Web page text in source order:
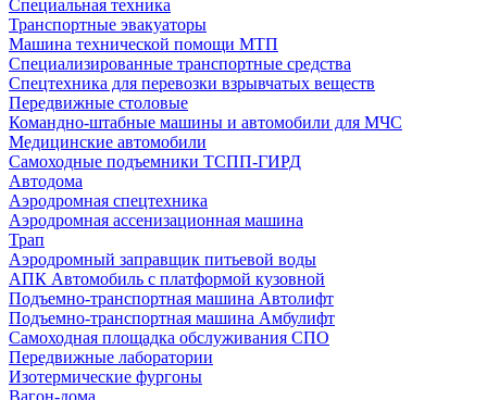
Специальная техника
Транспортные эвакуаторы
Машина технической помощи МТП
Специализированные транспортные средства
Спецтехника для перевозки взрывчатых веществ
Передвижные столовые
Командно-штабные машины и автомобили для МЧС
Медицинские автомобили
Самоходные подъемники ТСПП-ГИРД
Автодома
Аэродромная спецтехника
Аэродромная ассенизационная машина
Трап
Аэродромный заправщик питьевой воды
АПК Автомобиль с платформой кузовной
Подъемно-транспортная машина Автолифт
Подъемно-транспортная машина Амбулифт
Самоходная площадка обслуживания СПО
Передвижные лаборатории
Изотермические фургоны
Вагон-дома